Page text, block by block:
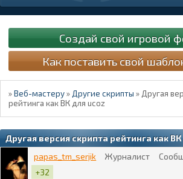
Создай свой игровой
Как поставить свой
»Веб-мастеру »Другие скрипты »Другая
рейтинга как ВК для ucoz
Другая версия скрипта рейтинга как
papas_tm_serjik Журналист
+32